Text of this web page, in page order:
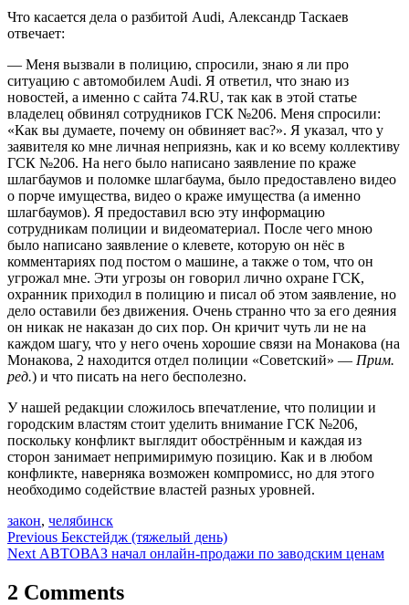
Что касается дела о разбитой Audi, Александр Таскаев
отвечает:
— Меня вызвали в полицию, спросили, знаю я ли про
ситуацию с автомобилем Audi. Я ответил, что знаю из
новостей, а именно с сайта 74.RU, так как в этой статье
владелец обвинял сотрудников ГСК №206. Меня спросили:
«Как вы думаете, почему он обвиняет вас?». Я указал, что у
заявителя ко мне личная неприязнь, как и ко всему коллективу
ГСК №206. На него было написано заявление по краже
шлагбаумов и поломке шлагбаума, было предоставлено видео
о порче имущества, видео о краже имущества (а именно
шлагбаумов). Я предоставил всю эту информацию
сотрудникам полиции и видеоматериал. После чего мною
было написано заявление о клевете, которую он нёс в
комментариях под постом о машине, а также о том, что он
угрожал мне. Эти угрозы он говорил лично охране ГСК,
охранник приходил в полицию и писал об этом заявление, но
дело оставили без движения. Очень странно что за его деяния
он никак не наказан до сих пор. Он кричит чуть ли не на
каждом шагу, что у него очень хорошие связи на Монакова (на
Монакова, 2 находится отдел полиции «Советский» — Прим.
ред.) и что писать на него бесполезно.
У нашей редакции сложилось впечатление, что полиции и
городским властям стоит уделить внимание ГСК №206,
поскольку конфликт выглядит обострённым и каждая из
сторон занимает непримиримую позицию. Как и в любом
конфликте, наверняка возможен компромисс, но для этого
необходимо содействие властей разных уровней.
закон, челябинск
Навигация
по
записям
Previous Бекстейдж (тяжелый день)
Next АВТОВАЗ начал онлайн-продажи по заводским ценам
2 Comments